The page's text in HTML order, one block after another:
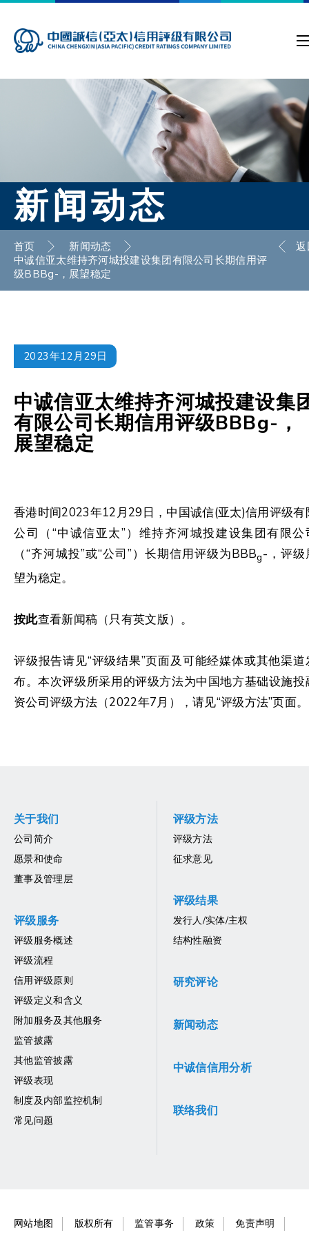
新闻动态
首页
新闻动态
中诚信亚太维持齐河城投建设集团有限公司长期信用评
级BBBg-，展望稳定
2023年12月29日
中诚信亚太维持齐河城投建设集
有限公司长期信用评级BBBg-，
展望稳定
香港时间2023年12月29日，中国诚信(亚太)信用评级有
公司（“中诚信亚太”）维持齐河城投建设集团有限公
（“齐河城投”或“公司”）长期信用评级为BBBg-，评级
望为稳定。
按此查看新闻稿（只有英文版）。
评级报告请见“评级结果”页面及可能经媒体或其他渠道
布。本次评级所采用的评级方法为中国地方基础设施投
资公司评级方法（2022年7月），请见“评级方法”页面。
关于我们
公司简介
愿景和使命
董事及管理层
评级服务
评级服务概述
评级流程
信用评级原则
评级定义和含义
附加服务及其他服务
监管披露
其他监管披露
评级表现
制度及内部监控机制
常见问题
评级方法
评级方法
征求意见
评级结果
发行人/实体/主权
结构性融资
研究评论
新闻动态
中诚信信用分析
联络我们
网站地图 版权所有 监管事务 政策 免责声明